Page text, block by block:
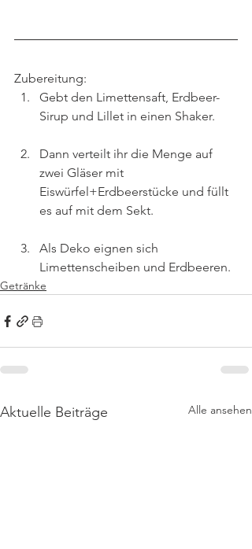
Zubereitung:
Gebt den Limettensaft, Erdbeer-
Sirup und Lillet in einen Shaker.
Dann verteilt ihr die Menge auf
zwei Gläser mit
Eiswürfel+Erdbeerstücke und füllt
es auf mit dem Sekt.
Als Deko eignen sich
Limettenscheiben und Erdbeeren.
Getränke
Aktuelle Beiträge Alle ansehen